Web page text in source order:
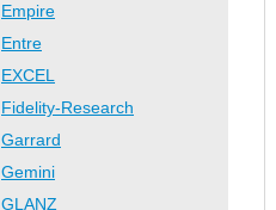
Empire
Entre
EXCEL
Fidelity-Research
Garrard
Gemini
GLANZ